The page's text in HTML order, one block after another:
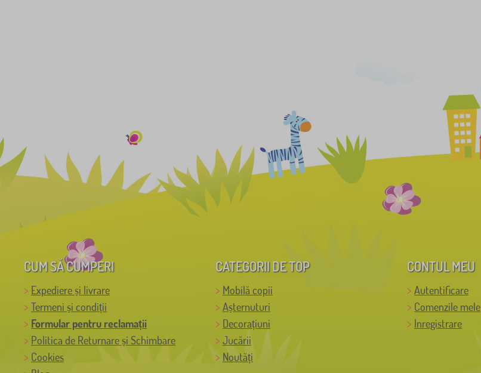
CUM SĂ CUMPERI
Expediere și livrare
Termeni și condiții
Formular pentru reclamații
Politica de Returnare și Schimbare
Cookies
CATEGORII DE TOP
Mobilă copii
Așternuturi
Decorațiuni
Jucării
Noutăți
CONTUL MEU
Autentificare
Comenzile mele
Inregistrare